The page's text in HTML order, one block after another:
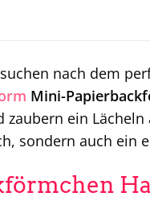
nach dem
Mini-
ein Lächeln
sondern auch ein